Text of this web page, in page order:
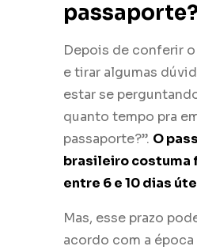
Depois de conferir o
e tirar algumas
estar se
quanto tempo pra
passaporte?”. O
brasileiro costuma
entre 6 e 10 dias
Mas, esse prazo
acordo com a